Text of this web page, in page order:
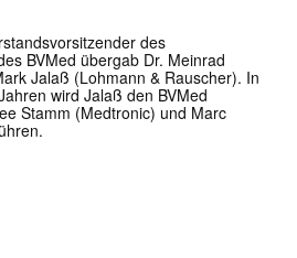
des
BVMed übergab Dr. Meinrad
Jalaß (Lohmann & Rauscher). In
wird Jalaß den BVMed
Stamm (Medtronic) und Marc